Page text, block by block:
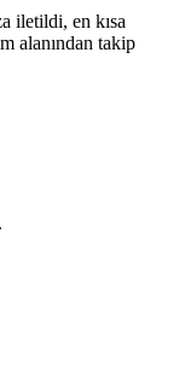
iletildi, en kısa
alanından takip